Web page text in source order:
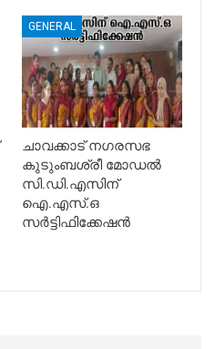
GENERAL
ചാവക്കാട് നഗരസഭ
കുടുംബശ്രീ മോഡൽ
സി.ഡി.എസിന്
ഐ.എസ്.ഒ
സർട്ടിഫിക്കേഷൻ